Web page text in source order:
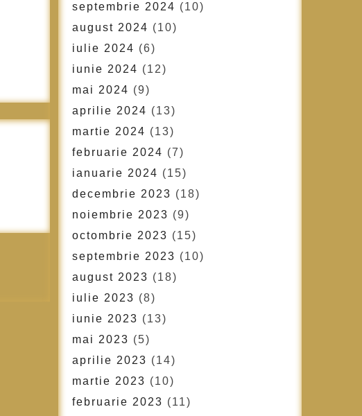
septembrie 2024 (10)
august 2024 (10)
iulie 2024 (6)
iunie 2024 (12)
mai 2024 (9)
aprilie 2024 (13)
martie 2024 (13)
februarie 2024 (7)
ianuarie 2024 (15)
decembrie 2023 (18)
noiembrie 2023 (9)
octombrie 2023 (15)
septembrie 2023 (10)
august 2023 (18)
iulie 2023 (8)
iunie 2023 (13)
mai 2023 (5)
aprilie 2023 (14)
martie 2023 (10)
februarie 2023 (11)